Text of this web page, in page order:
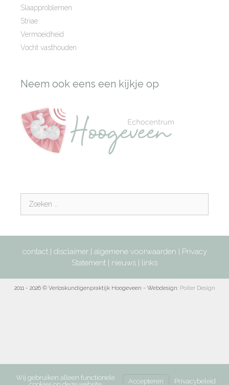
Slaapproblemen
Striae
Vermoeidheid
Vocht vasthouden
Neem ook eens een kijkje op
contact| disclaimer| algemene voorwaarden | Privacy
Statement | nieuws | links
2011 - 2026 © Verloskundigenpraktijk Hoogeveen - Webdesign: Poiter Design
Wij gebruiken alleen functionele
Accepteren Privacybeleid